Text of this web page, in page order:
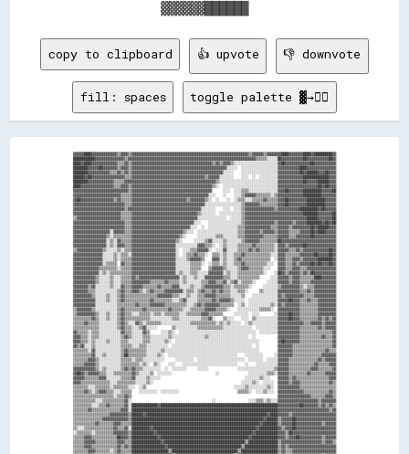
copy to clipboard 👍 upvote 👎 downvote
fill: spaces toggle palette ▓→✊🏽
▓▓▓▓▓▓████▓▓▓▓▓▓▓▓▓▓▓▓▓▓▒▒▓▓▓▓▒▒▓▓▓▓▓▓▓▓▓▓▓▓▓▓▓▓▓▓▓▓▓▓▓▓▓▓▓▓▓▓▓▓▓▓▓▓▓▓▓▓▓▓▓▓▓▓▓▓▓▓▓▓▓▓▓▓▓▓▓▓▓▓▓▓▒▒▓▓▓▓▓▓▒▒▓▓▓▓▓▓▓▓████▓▓▓▓▓▓▓▓████▓▓██████████▓▓
████████████▓▓▓▓▓▓▓▓▓▓▓▓▓▓▓▓▒▒▓▓▓▓▓▓▓▓▓▓▓▓▓▓▓▓▓▓▓▓▓▓▓▓▓▓▓▓▓▓▓▓▓▓▓▓▓▓▓▓▓▓▓▓▓▓▓▓▓▓▓▓▓▓▓▓▓▓▓▓▓▓▓▓▓▓▓▓▓▓▒▒▒▒▒▒░░░░░░██▓▓▓▓▓▓▓▓▓▓▓▓██▓▓▓▓▓▓▓▓▓▓▓▓██▓▓
████▓▓████▓▓▓▓▓▓▓▓▓▓▓▓▓▓▒▒▒▒▓▓▒▒▓▓▓▓▓▓▓▓▓▓▓▓▓▓▓▓▓▓▓▓▓▓▓▓▓▓▓▓▓▓▓▓▓▓▓▓▓▓▓▓▓▓▓▓▒▒▓▓▒▒▓▓▓▓▒▒░░░░░░░░░░░░░░░░░░░░░░░░▓▓██▓▓▓▓▓▓▓▓▓▓▓▓▓▓██▓▓▓▓▓▓▓▓▓▓▓▓
████████▓▓▓▓▓▓██▓▓▓▓▓▓▓▓▒▒▓▓▓▓▒▒▓▓▓▓▓▓▓▓▓▓▓▓▓▓▓▓▓▓▓▓▓▓▓▓▓▓▓▓▓▓▓▓▓▓▓▓▓▓▓▓▓▓▓▓▓▓▓▓▓▓▓▓░░░░░░  ░░░░░░░░░░░░░░░░░░░░▓▓▓▓▓▓▓▓▓▓▓▓████▓▓▓▓▓▓▓▓▓▓▓▓▓▓▓▓
████████▓▓▓▓▓▓▓▓▓▓▓▓▒▒▒▒▓▓▒▒▓▓▒▒▓▓▓▓▓▓▓▓▓▓▓▓▓▓▓▓▓▓▓▓▓▓▓▓▓▓▓▓▓▓▓▓▓▓▓▓▓▓▓▓▓▓▓▓▓▓▓▓▓▓░░░░░░    ░░░░░░░░░░░░░░░░░░░░▓▓▓▓▓▓▓▓▓▓▓▓██▓▓██████▓▓▓▓██▓▓▓▓
██████▓▓██▓▓▓▓▓▓▓▓▓▓▓▓▓▓▓▓▓▓▒▒▒▒▓▓▓▓▓▓▓▓▓▓▓▓▓▓▓▓▓▓▓▓▓▓▓▓▓▓▓▓▓▓▓▓▓▓▓▓▓▓▓▓▒▒▓▓▓▓▓▓░░░░░░░░    ░░░░  ░░  ░░░░░░░░░░▓▓▓▓▓▓▓▓▓▓▓▓▓▓██████████████▓▓▓▓
████████▓▓▓▓▓▓▓▓▓▓▓▓▓▓▒▒▒▒▒▒▓▓▓▓▓▓▓▓▓▓▓▓▓▓▓▓▓▓▓▓▓▓▓▓▓▓▓▓▓▓▓▓▓▓▓▓▓▓▓▓▓▓▓▓▓▓▓▓▓▓▒▒░░░░░░░░░░░░░░░░░░░░░░░░░░░░░░░░▓▓▓▓▓▓▓▓▓▓▓▓▓▓██▓▓▓▓▓▓██████▓▓▓▓
████▓▓▓▓▓▓▓▓▓▓▓▓▓▓▓▓▓▓▒▒▒▒▓▓▓▓▒▒▓▓▓▓▓▓▓▓▓▓▓▓▓▓▓▓▓▓▓▓▓▓▓▓▓▓▓▓▓▓▓▓▓▓▓▓▓▓▓▓▓▓▓▓▒▒░░  ░░░░░░░░░░░░░░░░░░░░░░░░░░░░░░▓▓▓▓▓▓▓▓▓▓▓▓▓▓▓▓▓▓▓▓▓▓██▓▓██▓▓▓▓
▓▓▓▓▓▓▓▓▓▓▓▓▓▓▓▓▓▓▓▓▓▓▓▓▓▓▓▓▓▓▒▒▓▓▓▓▓▓▓▓▓▓▓▓▓▓▓▓▓▓▓▓▓▓▓▓▓▓▓▓▓▓▓▓▓▓▓▓▓▓▓▓▓▓▓▓      ░░░░  ░░░░▒▒▒▒░░░░░░░░░░░░░░░░▓▓▓▓██▓▓▓▓▓▓▓▓██████████▓▓▓▓▓▓██
▓▓▓▓▓▓▓▓▓▓▓▓▓▓▓▓▓▓▓▓▓▓▓▓▓▓▒▒▒▒▒▒▓▓▓▓▓▓▓▓▓▓▓▓▓▓▓▓▓▓▓▓▓▓▓▓▓▓▓▓▓▓▓▓▓▓▓▓▓▓▓▓▓▓░░░░    ░░    ░░░░▒▒▓▓▓▓▓▓▒▒▒▒▒▒▒▒░░▒▒▓▓▓▓▓▓▓▓▓▓▓▓▓▓██████████▓▓▓▓▓▓▓▓
▓▓██▓▓▓▓▓▓▓▓▓▓▓▓▓▓▓▓▓▓▒▒▓▓▒▒▒▒▒▒▓▓▓▓▓▓▓▓▓▓▓▓▓▓▓▓▓▓▓▓▓▓▓▓▓▓▓▓▓▓▒▒▓▓▓▓▓▓▓▓▒▒░░  ░░    ░░  ░░▒▒▒▒░░░░▒▒▒▒▒▒▓▓▒▒▒▒▒▒▓▓▓▓██▓▓▓▓▓▓▓▓▓▓██████████▓▓▓▓▓▓
▓▓▓▓▓▓▓▓▓▓▓▓▓▓▓▓▓▓▓▓▓▓▓▓▓▓▓▓▒▒▒▒▓▓▓▓▓▓▓▓▓▓▓▓▓▓▓▓▓▓▓▓▓▓▓▓▓▓▓▓▓▓▓▓▓▓▓▓▓▓▓▓░░░░░░░░░░░░░░░░░░░░▒▒▓▓▓▓▓▓▓▓▒▒▒▒▒▒▒▒▒▒▓▓▓▓██▓▓▓▓▓▓▓▓▓▓██████████▓▓▓▓▓▓
▓▓▓▓▓▓▓▓▓▓▓▓▓▓▓▓▓▓▓▓▓▓▓▓▓▓▓▓▒▒▓▓▓▓▓▓▓▓▓▓▓▓▓▓▓▓▓▓▓▓▓▓▓▓▓▓▓▓▓▓▓▓▓▓▓▓▓▓▓▓░░░░░░░░    ░░░░  ░░░░▒▒▓▓▓▓▓▓▓▓▓▓▓▓▓▓▓▓▒▒▓▓▓▓▓▓▓▓▓▓▓▓██████████▓▓██▓▓▓▓▓▓
▓▓▓▓▓▓▓▓▓▓▓▓▓▓▓▓▓▓▓▓▓▓▓▓▓▓▒▒▒▒▒▒▓▓▓▓▓▓▓▓▓▓▓▓▓▓▓▓▓▓▓▓▓▓▓▓▓▓▓▓▓▓▓▓▓▓▓▓▒▒░░░░░░░░  ░░░░░░░░░░░░▒▒▓▓▓▓▓▓▓▓▓▓▓▓▓▓▓▓▓▓▓▓▓▓▓▓▓▓▓▓▓▓▓▓████████▓▓▓▓▓▓▓▓██
▒▒▓▓▓▓▓▓▓▓▓▓▓▓▓▓▓▓▓▓▓▓▓▓▓▓▒▒▒▒▒▒▓▓▓▓▓▓▓▓▓▓▓▓▓▓▓▓▓▓▓▓▓▓▓▓▓▓▓▓▓▓▓▓▓▓▓▓░░░░░░░░░░░░░░░░  ░░░░░░▒▒▓▓▓▓▓▓▓▓▓▓▓▓▓▓▓▓▓▓▓▓▓▓▓▓▓▓▓▓▓▓▓▓▓▓██████▓▓▓▓▓▓▓▓██
▓▓▓▓▓▓▓▓▓▓▓▓▓▓▓▓▓▓▓▓▓▓▓▓▓▓▓▓▒▒▒▒▓▓▓▓▓▓▓▓▓▓▓▓▓▓▓▓▓▓▓▓▓▓▓▓▓▓▓▓▓▓▓▓▓▓░░░░    ░░░░░░░░░░░░░░░░░░▒▒▓▓▓▓▓▓▓▓▓▓▓▓▓▓▓▓▒▒▓▓▓▓▓▓▓▓▒▒▓▓▓▓▓▓████████▓▓██▓▓██
▓▓▓▓▓▓▓▓▓▓▓▓▓▓▓▓▓▓▓▓▓▓▓▓▓▓▓▓▒▒▒▒▓▓▓▓▓▓▓▓▓▓▓▓▓▓▓▓▓▓▓▓▓▓▓▓▓▓▓▓▓▓▓▓░░░░  ░░  ░░░░░░░░░░░░░░░░▒▒▒▒▓▓▓▓▓▓▓▓▓▓▓▓▓▓▒▒▒▒▓▓▓▓▓▓▒▒▓▓▓▓▓▓▓▓▓▓██▓▓██████▓▓▓▓
▓▓▓▓▓▓▓▓▓▓▓▓▓▓▓▓▓▓▓▓░░▓▓▓▓▓▓▒▒▒▒▓▓▓▓▓▓▓▓▓▓▓▓▓▓▓▓▓▓▓▓▓▓▓▓▓▓▓▓▒▒░░░░  ░░░░░░░░░░░░░░░░░░░░░░▒▒▒▒▓▓▓▓▓▓▓▓▒▒▓▓▓▓▓▓▒▒▓▓▓▓▓▓▒▒▒▒▒▒▓▓▓▓▓▓██▓▓████▓▓▓▓▓▓
▓▓▓▓▓▓▓▓▓▓▓▓▓▓▓▓▓▓▒▒░░▒▒▒▒▒▒▒▒▒▒▓▓▓▓▓▓▓▓▓▓▓▓▓▓▓▓▓▓▓▓▓▓▓▓▓▓▒▒░░      ░░░░░░░░░░▒▒▒▒░░░░░░░░▒▒▒▒▓▓▓▓▓▓▓▓▓▓▒▒▒▒▒▒▒▒▓▓▓▓▓▓▒▒▒▒▓▓▓▓▓▓▓▓██▓▓▓▓▓▓▓▓▓▓▓▓
▓▓▓▓▓▓▓▓▓▓▓▓▓▓▓▓▓▓░░▒▒░░▓▓▒▒▒▒▒▒▓▓▓▓▓▓▓▓▓▓▓▓▓▓▓▓▓▓▓▓▓▓▓▓▒▒░░      ░░░░░░▒▒▓▓░░░░░░▒▒░░░░░░░░▒▒▓▓▓▓▓▓▓▓▒▒▒▒▒▒▒▒▒▒██▓▓▓▓▓▓▓▓▓▓▓▓▓▓▓▓▓▓▓▓▓▓▓▓▓▓▓▓▓▓
▓▓▓▓▓▓▓▓▓▓▓▓▓▓▓▓▓▓░░▒▒░░▓▓▓▓▒▒▒▒▓▓▓▓▓▓▓▓▓▓▓▓▓▓▓▓▓▓▓▓▓▓▓▓░░░░░░░░░░░░▓▓▓▓▒▒▒▒░░  ░░▒▒░░░░░░▒▒▒▒▒▒▒▒▓▓▒▒▒▒▒▒▒▒▒▒░░▓▓▓▓▒▒▓▓▓▓▓▓▓▓██▓▓▓▓▓▓▓▓▓▓▓▓▓▓▓▓
▒▒▓▓▓▓▓▓▓▓▓▓▓▓▓▓▒▒░░░░░░▒▒░░▒▒▒▒▓▓▓▓▓▓▓▓▓▓▓▓▓▓▓▓▓▓▓▓▓▓▓▓░░  ░░░░▒▒▒▒▓▓▓▓▓▓░░  ░░░░▓▓░░░░░░▒▒▒▒▒▒▓▓▒▒▓▓▒▒▒▒▒▒▒▒░░▓▓▓▓▓▓▒▒▒▒▓▓▒▒▓▓▓▓▓▓▓▓▓▓▓▓▓▓██▓▓
▓▓▓▓▓▓▓▓▓▓▓▓▓▓▓▓░░░░░░▒▒░░▒▒▒▒░░▓▓▓▓▓▓▓▓▓▓▓▓▓▓▓▓▓▓▓▓▓▓▓▓░░  ░░▒▒▒▒▓▓▒▒▒▒░░  ▒▒▒▒░░▒▒░░░░▒▒▒▒▓▓▒▒▒▒▒▒▒▒▒▒▒▒▒▒░░░░▓▓▓▓▒▒▒▒▒▒▒▒▓▓▓▓▓▓▓▓██▓▓▓▓▓▓██▓▓
▓▓▓▓▓▓▓▓▓▓▓▓▓▓▓▓░░░░░░▒▒░░▒▒▒▒▒▒▓▓▓▓▓▓▓▓▓▓▓▓▓▓▓▓▓▓▓▓▓▓▓▓░░░░░░▒▒▓▓▓▓▓▓▒▒    ▓▓▓▓░░▒▒░░░░▒▒▓▓▒▒▒▒▒▒▒▒▒▒▒▒▒▒▒▒  ░░▓▓▓▓▒▒▒▒▓▓▓▓▒▒▓▓▓▓▓▓▓▓████████▓▓
▓▓▓▓▓▓▓▓▓▓▓▓▓▓▓▓░░▒▒▒▒▒▒  ▓▓▒▒▒▒▓▓▓▓▓▓▓▓▓▓▓▓▓▓▓▓▓▓▓▓▓▓▓▓░░░░░░░░▒▒▒▒▒▒░░  ░░▒▒▒▒░░▒▒░░░░▒▒▒▒▓▓▒▒▒▒▒▒▒▒▒▒▒▒░░░░  ▓▓▓▓▒▒▒▒▓▓▒▒▓▓▓▓▓▓██▓▓██▓▓▓▓██▓▓
▓▓▓▓▓▓▓▓▓▓▓▓▓▓▒▒▒▒▒▒▒▒▒▒░░▒▒▒▒▒▒▓▓▓▓▓▓▓▓▓▓▓▓▓▓▓▓▓▓▓▓▓▓▓▓░░░░░░░░▒▒▒▒▒▒    ▒▒▓▓▓▓▓▓▒▒░░░░░░▒▒▓▓▓▓▒▒▒▒▒▒▒▒░░░░    ▓▓▓▓▒▒▒▒▓▓▓▓▒▒▒▒▓▓▓▓▓▓▓▓▓▓▓▓▓▓▓▓
▓▓▓▓▓▓▓▓▓▓▓▓▓▓░░▒▒░░▒▒▒▒▒▒▒▒▒▒▒▒▓▓▓▓▓▓▓▓▓▓▓▓▓▓▓▓▓▓▓▓▓▓▓▓░░▒▒░░░░▒▒▒▒░░░░░░▓▓▓▓▓▓▓▓░░▒▒░░░░▒▒▒▒▒▒▒▒▒▒▒▒▒▒░░    ░░██▓▓▒▒▓▓▓▓▓▓▒▒▓▓▒▒██▓▓▓▓▓▓▓▓▓▓▓▓
▓▓▓▓▓▓▓▓▓▓▓▓▒▒░░░░░░▒▒░░░░▒▒▒▒▒▒▓▓▒▒▓▓▓▓▓▓▓▓▓▓▓▓▓▓▓▓▓▓▓▓▓▓░░▒▒░░░░▒▒░░░░▓▓▓▓▓▓▓▓▓▓▒▒▒▒░░░░▒▒▒▒▒▒▒▒▒▒▒▒      ░░░░▓▓▓▓▓▓▒▒▓▓▓▓▒▒▒▒▒▒▒▒████▓▓▓▓▓▓▓▓
▓▓▓▓▓▓▓▓▓▓▓▓▒▒░░░░░░▒▒░░░░▒▒▒▒▒▒▓▓▓▓▓▓▓▓▓▓▒▒▒▒▒▒▒▒▓▓▒▒▒▒▒▒░░▒▒░░░░░░░░▒▒▒▒▓▓▓▓▒▒▒▒▓▓░░▒▒▓▓░░▒▒▒▒▒▒░░      ░░░░░░▓▓▓▓▓▓▒▒▓▓▓▓▒▒▒▒▒▒▓▓▓▓▓▓▓▓▓▓▓▓▓▓
▓▓▓▓▓▓▓▓▒▒▓▓░░░░░░░░▒▒░░░░▓▓▒▒▒▒▓▓▓▓▓▓▒▒▒▒▒▒▒▒▓▓▒▒▒▒▒▒▓▓▓▓░░░░░░▒▒░░░░▒▒▓▓▓▓▓▓▓▓▓▓▒▒▒▒░░▒▒▒▒▒▒▒▒░░      ░░░░░░░░▒▒▓▓▓▓▓▓▓▓▓▓▒▒░░▒▒▒▒▓▓▓▓▓▓▓▓▓▓▓▓
▓▓▓▓▓▓▓▓▒▒▒▒░░░░░░░░░░░░▒▒▓▓▒▒▒▒▓▓▓▓▒▒░░▒▒▓▓▒▒▒▒▒▒▓▓▓▓▓▓▓▓▓▓░░▒▒▒▒░░▒▒▓▓▒▒▒▒▓▓▒▒▓▓▒▒▒▒░░░░▒▒▒▒░░      ▒▒░░░░░░░░▓▓▓▓▓▓▓▓▓▓▓▓▒▒▒▒▓▓▒▒▓▓▓▓▓▓▓▓▓▓▓▓
▓▓▓▓▓▓▓▓▓▓▒▒░░░░░░▒▒░░░░▒▒▓▓▒▒▒▒▒▒▒▒▒▒▒▒▒▒▒▒▒▒▓▓▓▓▓▓▓▓▒▒▒▒░░░░▒▒░░░░▒▒▒▒▓▓▓▓▓▓▒▒▒▒▒▒▒▒░░░░░░▒▒    ░░░░░░░░░░░░░░▓▓▒▒▓▓▓▓▓▓▓▓▓▓▒▒▒▒▒▒▓▓▓▓▓▓▓▓▓▓▓▓
▓▓▓▓▓▓▓▓▓▓▓▓░░░░░░▒▒░░░░▒▒▓▓▒▒▒▒▒▒▒▒▒▒▒▒▒▒▓▓▒▒▒▒▒▒▒▒▒▒░░░░▒▒▓▓░░░░░░▒▒▒▒▒▒▒▒▓▓▒▒▓▓▓▓▓▓▒▒░░░░░░  ░░░░░░░░░░░░░░░░▓▓▓▓▓▓██▓▓▓▓▒▒▒▒▓▓▒▒▒▒▓▓▓▓▓▓▓▓▓▓
▓▓▓▓▓▓▓▓▓▓▓▓░░░░░░░░░░░░▒▒▒▒▒▒▒▒▒▒▓▓▒▒▒▒▒▒▓▓▓▓▓▓▓▓▒▒▒▒▒▒▒▒▒▒▒▒░░░░▒▒▓▓▒▒▓▓▓▓▓▓▓▓▒▒▒▒▒▒▒▒  ░░▒▒  ░░░░░░░░░░░░▒▒░░▓▓▒▒▓▓▓▓▓▓▓▓▒▒▒▒▒▒▒▒▒▒▓▓▓▓▓▓▓▓▓▓
▒▒▓▓▓▓▓▓▓▓▒▒░░░░░░░░░░░░▒▒▓▓▒▒▒▒▒▒▒▒▒▒▓▓▒▒▒▒▒▒▒▒▒▒▒▒▓▓▒▒▒▒▒▒░░░░▒▒▒▒▒▒▒▒▓▓▓▓▓▓▒▒▒▒▒▒░░    ░░░░░░░░░░░░▒▒▒▒▒▒░░  ▓▓▓▓▓▓▓▓▓▓▓▓▒▒▒▒▒▒▒▒▒▒▓▓▓▓▓▓▓▓▓▓
▒▒▓▓▓▓▓▓▓▓▓▓▒▒░░░░▒▒░░░░▒▒▓▓▒▒▒▒░░░░▒▒▒▒▒▒░░▒▒▒▒░░▒▒▒▒▒▒▒▒░░░░▒▒▒▒▒▒▒▒▓▓▓▓▒▒▒▒▒▒▒▒      ░░░░░░░░  ░░░░        ░░▓▓▓▓▓▓██▓▓▓▓▒▒▒▒▒▒▒▒▒▒▓▓▓▓▓▓▓▓▓▓
▒▒▒▒▒▒▒▒▒▒▓▓▒▒░░░░▒▒░░░░▒▒▓▓▒▒▒▒▒▒▒▒▒▒▒▒▒▒░░░░░░░░░░░░▒▒▒▒░░░░░░░░░░░░▒▒▒▒▓▓░░    ▒▒░░░░    ░░░░  ▒▒░░░░░░░░░░░░▓▓▓▓▓▓██▓▓▓▓▒▒▒▒▒▒▒▒▒▒▓▓▒▒▓▓▒▒▓▓
▒▒▒▒▒▒▓▓▒▒▒▒▒▒░░░░░░░░░░▒▒▓▓▒▒░░░░▓▓▒▒░░▒▒▒▒▒▒▒▒░░░░░░░░░░░░░░░░▒▒▒▒▒▒▒▒▒▒▒▒▒▒░░▒▒░░▒▒░░░░░░  ░░▒▒░░░░░░░░░░░░░░▓▓▓▓▓▓▓▓▓▓▓▓▓▓▒▒▒▒▓▓▓▓▓▓▒▒▓▓▓▓▓▓
▒▒▒▒▒▒▒▒▒▒▒▒▒▒░░░░░░░░░░▒▒▓▓▒▒▒▒░░░░▒▒▓▓░░░░░░        ▒▒░░░░░░░░░░░░▒▒▒▒▒▒▒▒▒▒▒▒▒▒░░░░░░░░░░░░░░░░  ░░░░░░░░░░░░▓▓▓▓▓▓▓▓▓▓▓▓▒▒▒▒▒▒▒▒▒▒▓▓▒▒▓▓▓▓▓▓
▓▓▒▒▒▒▒▒░░▒▒▒▒░░░░░░░░░░░░▓▓▒▒▒▒░░░░░░▓▓▒▒      ░░░░▒▒░░  ░░░░░░░░░░░░░░░░░░░░░░░░░░░░░░░░░░░░░░░░░░  ░░░░░░░░░░▓▓▓▓▓▓▓▓▓▓▓▓▒▒▒▒▒▒▒▒▒▒▒▒▒▒▒▒▒▒▓▓
▓▓▓▓▒▒▒▒░░▒▒▒▒░░░░░░░░░░░░▒▒▓▓▒▒░░░░░░▒▒▒▒░░░░░░░░░░▒▒░░░░░░░░░░░░░░░░░░▒▒░░░░░░░░░░░░░░░░░░░░░░  ░░            ▓▓▓▓▓▓▓▓▓▓▓▓▒▒▒▒▒▒▒▒▒▒▒▒▓▓▒▒▒▒▓▓
▓▓▓▓▒▒▒▒░░▒▒░░░░░░▒▒░░░░░░▒▒▒▒░░░░░░░░▒▒▒▒░░░░░░░░▒▒░░  ░░░░░░░░░░░░░░░░░░░░░░░░░░░░░░░░░░░░░░░░░░░░░░          ▓▓██▓▓▓▓▓▓▓▓▒▒▒▒▒▒▒▒▒▒▒▒▒▒▒▒▒▒▓▓
▓▓▒▒▓▓░░░░▒▒░░░░░░░░░░░░░░▒▒▒▒▒▒░░░░▒▒▒▒░░░░░░░░░░░░  ░░░░░░░░░░░░░░░░░░░░░░░░░░░░░░░░░░░░░░░░░░░░  ░░          ▓▓▓▓▓▓▓▓▒▒▒▒▒▒▒▒▒▒▒▒▒▒▒▒▒▒▒▒▒▒▓▓
▒▒▒▒▒▒▒▒░░▓▓░░░░░░░░░░░░░░▒▒▓▓▒▒▒▒▒▒▒▒▒▒░░░░░░░░▒▒░░░░░░░░░░░░░░░░░░░░░░░░░░░░░░░░░░░░░░░░░░░░░░░░░░░░          ▓▓▓▓▓▓▓▓▒▒▒▒▒▒▒▒▒▒▒▒▒▒▒▒▒▒▓▓▒▒▒▒
▒▒▒▒▒▒▒▒▒▒▓▓░░░░▒▒░░░░░░░░▒▒██▒▒▒▒▒▒▒▒▒▒░░░░░░▒▒░░  ░░░░░░░░░░░░░░░░░░░░░░░░░░░░░░░░░░░░░░    ░░░░░░░░░░      ░░▓▓▓▓▓▓▓▓▒▒▒▒▒▒▒▒▒▒▒▒▒▒▒▒▓▓▓▓▓▓▓▓
▒▒▒▒▒▒▒▒▓▓▓▓▒▒░░░░░░░░░░░░▒▒▒▒▒▒░░▒▒▒▒░░░░░░░░░░░░      ░░░░░░░░░░  ░░░░░░░░░░░░░░░░░░░░░░░░░░  ░░░░░░░░  ░░░░░░▓▓▓▓▓▓▒▒▒▒▒▒▒▒▒▒▒▒▒▒▒▒▓▓▒▒▓▓▓▓▓▓
▒▒▒▒▒▒▓▓▓▓▓▓▒▒░░░░░░░░░░░░▒▒▒▒▒▒▒▒▒▒░░▒▒░░  ▒▒░░    ░░░░    ░░░░░░░░░░░░░░░░░░░░░░░░░░░░░░    ░░    ░░░░░░░░░░░░▓▓▓▓▓▓▒▒▒▒▒▒▒▒▒▒▒▒▒▒▓▓▒▒▒▒▒▒▓▓▓▓
▓▓▓▓▓▓▓▓▓▓▓▓▒▒░░▒▒░░░░░░░░▒▒▓▓▒▒▓▓▒▒▒▒░░░░░░░░░░  ░░  ░░░░░░░░      ░░░░░░                ░░░░░░░░░░░░░░░░░░░░▒▒▓▓▓▓▓▓▒▒▒▒▒▒▒▒▒▒▒▒▓▓▓▓▒▒▒▒▒▒▒▒▓▓
▓▓██▓▓▒▒▓▓▓▓▓▓▒▒▒▒░░░░▒▒▒▒▒▒▒▒▒▒▓▓▒▒░░░░░░▒▒  ░░░░░░░░                        ░░                ░░░░░░░░░░▒▒▒▒░░▓▓▓▓▓▓▒▒▒▒▒▒▒▒▒▒▓▓▒▒▒▒▒▒▒▒▓▓▓▓▓▓
▓▓▓▓▓▓▒▒▒▒▒▒▒▒▓▓▓▓░░░░░░░░▒▒▒▒▒▒▓▓░░░░░░▒▒░░░░░░                                              ░░░░░░░░▒▒░░░░    ▓▓▓▓▓▓▒▒▓▓▒▒▒▒▒▒▒▒▒▒▒▒▒▒▒▒▒▒▓▓▓▓
▓▓▓▓▒▒▒▒▒▒▒▒▒▒▒▒▒▒▒▒░░░░▒▒▒▒▒▒▒▒▒▒░░░░░░▒▒░░                                                ░░░░░░▒▒░░  ░░░░░░  ▓▓▓▓▓▓▒▒▓▓▓▓▒▒▒▒▒▒▒▒▒▒▒▒▒▒▒▒▓▓▒▒
▒▒▒▒▒▒▒▒░░░░▒▒▒▒▒▒▒▒░░▒▒▒▒▒▒▒▒░░░░  ░░▒▒                                                ░░░░░░▒▒░░░░░░░░░░▒▒░░  ▓▓▓▓▓▓▓▓▓▓▓▓▒▒▒▒▒▒▒▒▒▒▒▒▒▒▒▒▒▒▒▒
▒▒▒▒▒▒▓▓▒▒░░▒▒▓▓▓▓▒▒▒▒░░░░▒▒▒▒▒▒    ░░░░░░░░░░  ░░░░░░░░░░                                ▒▒▒▒▒▒░░  ░░░░▒▒░░░░  ▓▓▓▓▓▓▓▓▓▓▓▓▓▓▒▒▒▒▒▒▒▒▒▒▒▒▒▒▓▓▒▒
▒▒▒▒▒▒▒▒▒▒▒▒▒▒▒▒▒▒▒▒▒▒░░▒▒▒▒▓▓▒▒                                                                                ▓▓▓▓▓▓▓▓▓▓▓▓▓▓▓▓▓▓▒▒▒▒▒▒▒▒▓▓▓▓▒▒
▒▒▒▒▒▒▒▒▒▒▒▒░░░░▒▒▒▒▒▒▒▒▒▒▒▒▓▓░░                                            ░░                  ░░░░▒▒▒▒░░▒▒░░░░▓▓▓▓▓▓▓▓▓▓▓▓▓▓▓▓▓▓▓▓▓▓▒▒▓▓▓▓▓▓▓▓
▒▒▒▒▒▒▒▒▒▒░░░░▒▒▒▒▓▓▒▒▒▒▒▒▒▒▓▓░░██████████████▓▓████████████████████████████████████████████████████████████████▓▓▓▓▓▓▓▓▓▓▓▓██▓▓▓▓▓▓▓▓▒▒▓▓▒▒▓▓▒▒
▒▒▒▒▒▒▒▒▓▓▒▒▒▒▒▒▒▒▒▒▒▒▒▒▒▒▓▓▓▓░░████████████████████████████████████████████████████████████████████████████████▓▓▓▓▓▓▓▓▓▓▓▓▓▓▓▓▓▓▓▓▓▓▓▓▓▓▓▓▒▒▓▓
▒▒▒▒▒▒▒▒▒▒▒▒▒▒▒▒▒▒▒▒▓▓▓▓▓▓▓▓▓▓▒▒██████▓▓██████████████████████████████████████████████████████████████████▓▓████▓▓▓▓▓▓▒▒▓▓▓▓▓▓▓▓▓▓▓▓▓▓▓▓▓▓▓▓▓▓▓▓
▒▒▒▒▒▒▒▒▒▒▒▒▒▒▒▒▓▓▓▓▓▓▓▓▓▓▓▓▓▓▒▒████████████████████████████████████████████████████████████████████████▓▓██████▒▒▓▓▓▓▓▓██▓▓▓▓▓▓▓▓▓▓▓▓▓▓▓▓▓▓▓▓▓▓
▒▒▒▒▒▒▒▒▒▒▒▒▓▓▒▒▒▒▒▒▒▒▓▓▓▓▒▒▒▒▒▒██████████████████████████████████████████████████████████████████████▓▓████████▒▒▓▓▓▓▓▓██▓▓▓▓▓▓▓▓▓▓▓▓▓▓▒▒▓▓▓▓▓▓
▒▒░░░░▒▒▒▒▒▒▒▒▒▒▒▒▒▒▒▒▓▓▒▒▒▒▓▓░░██████████▓▓████████████████████████████████████████████████████████▓▓██████████▓▓▒▒▓▓▓▓██▓▓▓▓▓▓▓▓▓▓▓▓▓▓▓▓▓▓▓▓▓▓
░░▒▒▒▒▒▒▒▒░░▒▒▒▒▒▒▒▒▒▒▓▓▓▓▓▓▓▓▒▒████████████▓▓████████████████████████████████████████████████████▓▓████████████▓▓▓▓▒▒██▓▓▓▓▓▓▓▓▓▓▓▓▓▓▓▓▓▓▓▓▓▓▓▓
▒▒▒▒▒▒▓▓▓▓▒▒▒▒▒▒▒▒▒▒▒▒▒▒██▓▓▓▓▒▒██████████████▓▓████████████████████████████████████████████████▓▓██████████████▓▓▓▓▒▒▓▓▓▓██▓▓▓▓▓▓▓▓▓▓▓▓▒▒▓▓▓▓▓▓
▒▒▒▒▒▒▓▓▓▓▓▓▒▒▒▒▒▒▒▒▒▒▒▒▓▓▓▓▒▒▒▒████████████████▓▓████████████████████████████████████████████▒▒████████████████▒▒▓▓▓▓▓▓▓▓▓▓▓▓▓▓▓▓▓▓▓▓▓▓▒▒▓▓▓▓▒▒
▒▒▒▒▒▒▓▓▓▓▒▒▒▒▒▒▒▒▒▒▒▒▒▒▓▓▒▒▓▓▒▒██████████████████▓▓████████████████████████████████████████▒▒██████████████████▒▒▓▓▒▒▓▓▓▓▓▓▓▓▓▓▓▓▓▓▓▓▓▓▓▓▓▓▓▓▓▓
▒▒▒▒▒▒▒▒▓▓▓▓▒▒▒▒▒▒▒▒░░▒▒▓▓▒▒▒▒▒▒████████████████████▒▒████████████████████████████████████▒▒████████████████████▒▒▓▓▒▒▒▒▓▓▓▓▓▓▓▓▓▓▓▓▓▓▓▓▓▓▓▓▓▓▓▓
▒▒▒▒▒▒▒▒▓▓▒▒▒▒▒▒▒▒▒▒▒▒▒▒▓▓▓▓▒▒▒▒██████████████████████▒▒████████████████████████████████▒▒██████████████████████▒▒▓▓▒▒▒▒▓▓▓▓▓▓▓▓▓▓▓▓▓▓▓▓▒▒▓▓▓▓▓▓
▒▒▒▒▒▒▒▒▓▓▒▒▓▓▒▒▓▓░░▒▒▒▒▓▓▓▓▒▒▒▒████████████████████████▒▒████████████████████████▓▓▓▓▒▒▓▓▓▓▓▓██████████████████▓▓▓▓▒▒▒▒▓▓██▓▓▓▓▓▓▓▓▓▓▓▓▓▓▓▓▓▓▓▓
▒▒▒▒▒▒▒▒▓▓▒▒▒▒▓▓▓▓▒▒▒▒▒▒▓▓▓▓▒▒▒▒██████████████████████████▒▒▓▓████████████████▓▓▓▓▒▒░░▒▒▓▓▓▓▓▓▓▓████████████████▒▒▒▒▒▒▒▒▒▒▓▓▓▓▓▓▓▓▓▓▓▓▓▓▓▓▓▓